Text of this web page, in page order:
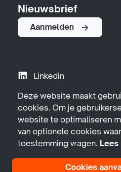
Nieuwsbrief
Aanmelden
Linkedin
Instagram
YouTube
Facebook
Deze website maakt
cookies. Om je
website te optimaliseren
van optionele cookies
toestemming vragen. Lees
Cookies